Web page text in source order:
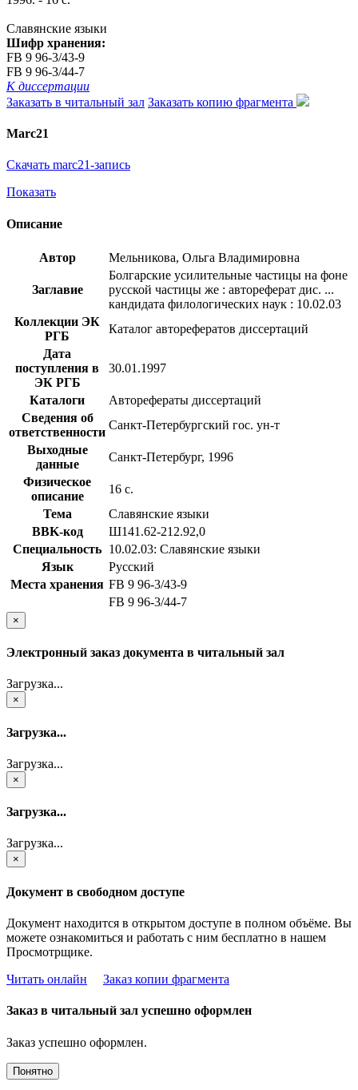
Славянские языки
Шифр хранения:
FB 9 96-3/43-9
FB 9 96-3/44-7
К диссертации
Заказать в читальный зал Заказать копию фрагмента
Marc21
Скачать marc21-запись
Показать
Описание
Автор Мельникова, Ольга Владимировна
Заглавие
Болгарские усилительные частицы на фоне
русской частицы же : автореферат дис. ...
кандидата филологических наук : 10.02.03
Коллекции ЭК
РГБ
Каталог авторефератов диссертаций
Дата
поступления в
ЭК РГБ
30.01.1997
Каталоги
Авторефераты диссертаций
Сведения об
ответственности
Санкт-Петербургский гос. ун-т
Выходные
данные
Санкт-Петербург, 1996
Физическое
описание
16 с.
Тема
Славянские языки
BBK-код
Ш141.62-212.92,0
Специальность 10.02.03: Славянские языки
Язык
Русский
Места хранения FB 9 96-3/43-9
FB 9 96-3/44-7
×
Электронный заказ документа в читальный зал
Загрузка...
×
Загрузка...
Загрузка...
×
Загрузка...
Загрузка...
×
Документ в свободном доступе
Документ находится в открытом доступе в полном объёме. Вы
можете ознакомиться и работать с ним бесплатно в нашем
Просмотрщике.
Читать онлайн
Заказ копии фрагмента
Заказ в читальный зал успешно оформлен
Заказ успешно оформлен.
Понятно